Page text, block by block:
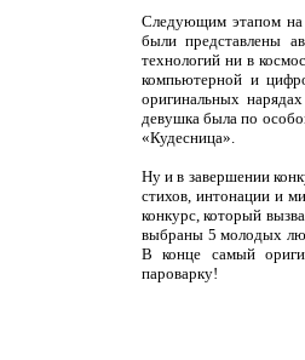
Следующим этапом на
были представлены
технологий ни в
компьютерной и
оригинальных
девушка была по
«Кудесница».
Ну и в завершении
стихов, интонации и
конкурс, который
выбраны 5 молодых
В конце самый
пароварку!